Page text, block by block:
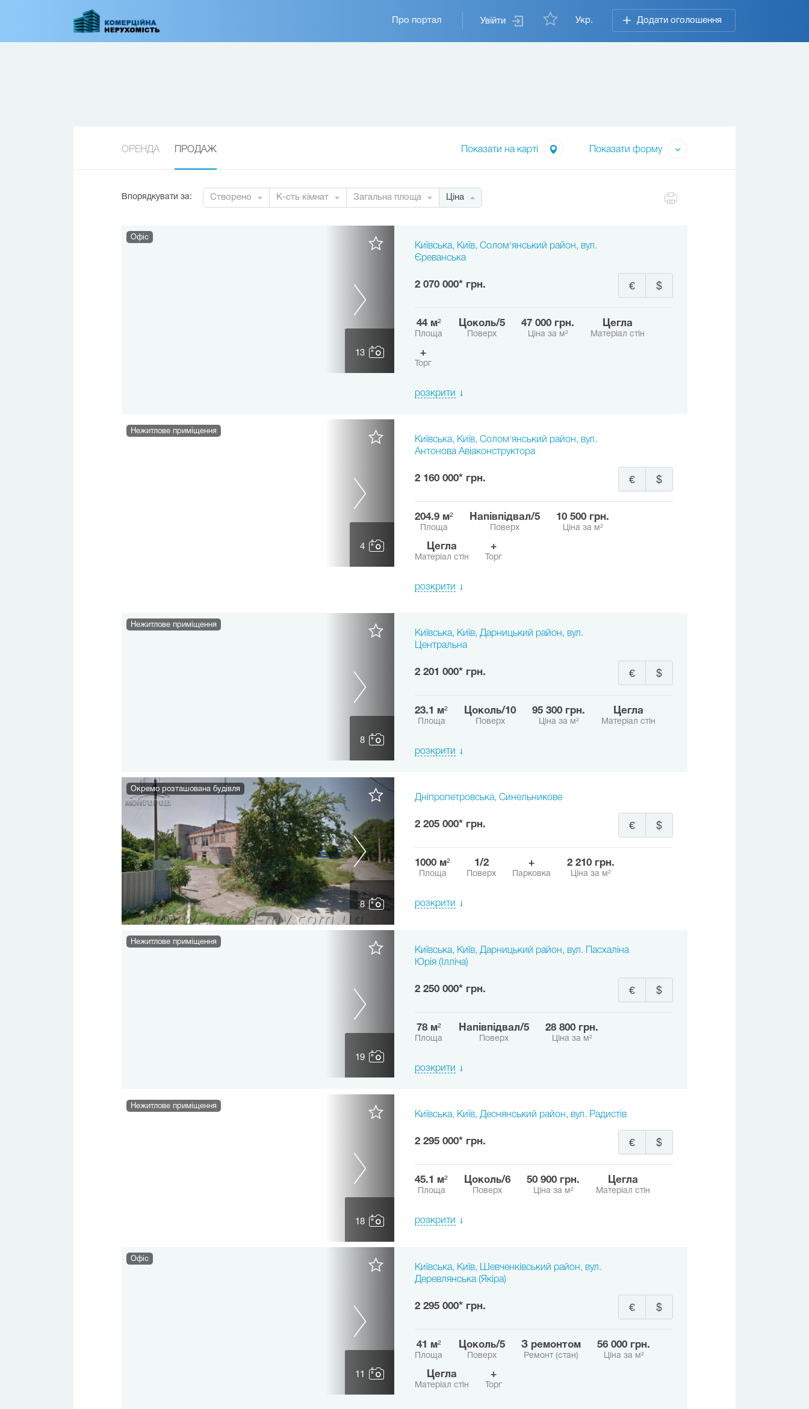
Увійти Укр. Додати оголошення
Основная
навигация
Про портал
ОРЕНДА ПРОДАЖ Показати на карті Показати форму
Впорядкувати за: Створено К-сть кімнат Загальна площа Ціна
13
Офіс
Київська, Київ, Солом'янський район, вул.
Єреванська
2 070 000* грн. $
€
44 м²
Площа
цоколь/5
Поверх
47 000 грн.
Ціна за м²
Цегла
Матеріал стін
+
Торг
розкрити
4
Нежитлове приміщення
Київська, Київ, Солом'янський район, вул.
Антонова Авіаконструктора
2 160 000* грн. $
€
204.9 м²
Площа
напівпідвал/5
Поверх
10 500 грн.
Ціна за м²
Цегла
Матеріал стін
+
Торг
розкрити
8
Нежитлове приміщення
Київська, Київ, Дарницький район, вул.
Центральна
2 201 000* грн. $
€
23.1 м²
Площа
цоколь/10
Поверх
95 300 грн.
Ціна за м²
Цегла
Матеріал стін
розкрити
8
Окремо розташована будівля
Дніпропетровська, Синельникове
2 205 000* грн. $
€
1000 м²
Площа
1/2
Поверх
+
Парковка
2 210 грн.
Ціна за м²
розкрити
19
Нежитлове приміщення
Київська, Київ, Дарницький район, вул. Пасхаліна
Юрія (Ілліча)
2 250 000* грн. $
€
78 м²
Площа
напівпідвал/5
Поверх
28 800 грн.
Ціна за м²
розкрити
18
Нежитлове приміщення
Київська, Київ, Деснянський район, вул. Радистів
2 295 000* грн. $
€
45.1 м²
Площа
цоколь/6
Поверх
50 900 грн.
Ціна за м²
Цегла
Матеріал стін
розкрити
11
Офіс
Київська, Київ, Шевченківський район, вул.
Деревлянська (Якіра)
2 295 000* грн. $
€
41 м²
Площа
цоколь/5
Поверх
з ремонтом
Ремонт (стан)
56 000 грн.
Ціна за м²
Цегла
Матеріал стін
+
Торг